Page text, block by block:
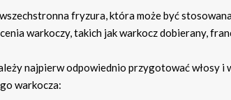
fryzura, która może być
warkoczy, takich jak warkocz dobierany,
najpierw odpowiednio przygotować włosy
warkocza: